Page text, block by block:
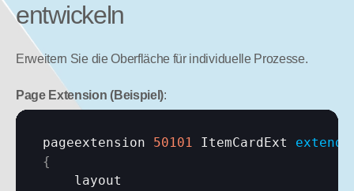
entwickeln
Erweitern Sie die Oberfläche für individuelle Prozesse.
Page Extension (Beispiel):
pageextension 50101 ItemCardExt extends
{
layout